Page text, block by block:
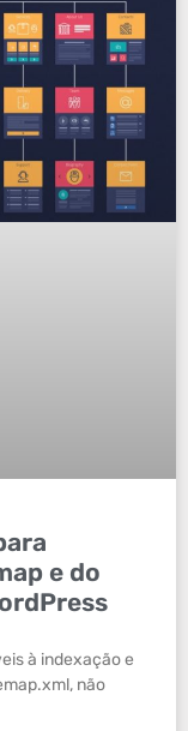
e do
à indexação e
não